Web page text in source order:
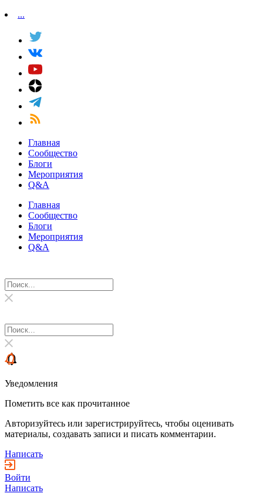
...
Главная
Сообщество
Блоги
Мероприятия
Q&A
Главная
Сообщество
Блоги
Мероприятия
Q&A
Уведомления
Пометить все как прочитанное
Авторизуйтесь или зарегистрируйтесь, чтобы оценивать
материалы, создавать записи и писать комментарии.
Написать
Войти
Написать